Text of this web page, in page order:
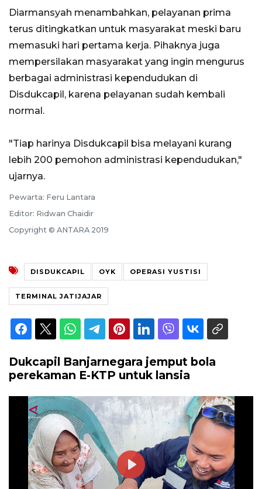
Diarmansyah menambahkan, pelayanan prima
terus ditingkatkan untuk masyarakat meski baru
memasuki hari pertama kerja. Pihaknya juga
mempersilakan masyarakat yang ingin mengurus
berbagai administrasi kependudukan di
Disdukcapil, karena pelayanan sudah kembali
normal.
"Tiap harinya Disdukcapil bisa melayani kurang
lebih 200 pemohon administrasi kependudukan,"
ujarnya.
Pewarta: Feru Lantara
Editor: Ridwan Chaidir
Copyright © ANTARA 2019
DISDUKCAPIL OYK OPERASI YUSTISI
TERMINAL JATIJAJAR
Dukcapil Banjarnegara jemput bola
perekaman E-KTP untuk lansia
Play